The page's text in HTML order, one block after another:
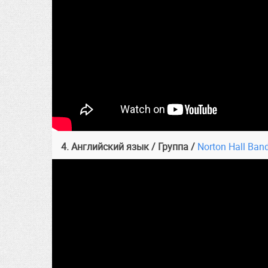
4. Английский язык / Группа / Norton Hall Band